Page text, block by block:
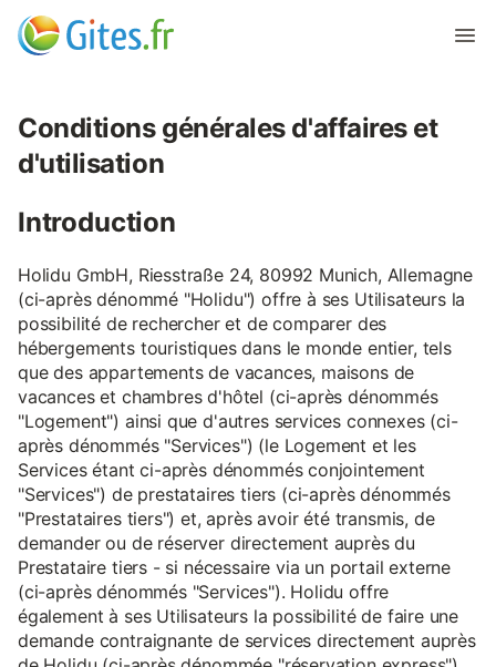
Conditions générales d'affaires et
d'utilisation
Introduction
Holidu GmbH, Riesstraße 24, 80992 Munich, Allemagne
(ci-après dénommé "Holidu") offre à ses Utilisateurs la
possibilité de rechercher et de comparer des
hébergements touristiques dans le monde entier, tels
que des appartements de vacances, maisons de
vacances et chambres d'hôtel (ci-après dénommés
"Logement") ainsi que d'autres services connexes (ci-
après dénommés "Services") (le Logement et les
Services étant ci-après dénommés conjointement
"Services") de prestataires tiers (ci-après dénommés
"Prestataires tiers") et, après avoir été transmis, de
demander ou de réserver directement auprès du
Prestataire tiers - si nécessaire via un portail externe
(ci-après dénommés "Services"). Holidu offre
également à ses Utilisateurs la possibilité de faire une
demande contraignante de services directement auprès